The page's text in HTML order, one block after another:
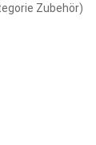
Zubehör)